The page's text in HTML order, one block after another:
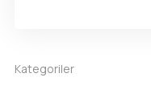
Kategoriler